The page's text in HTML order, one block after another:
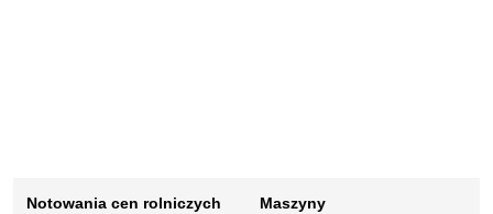
Notowania cen rolniczych
Maszyny